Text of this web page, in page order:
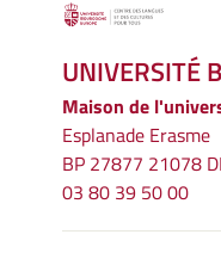
UNIVERSITÉ
Maison de
Esplanade Erasme
BP 27877 21078
03 80 39 50 00